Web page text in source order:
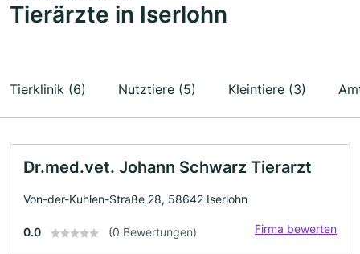
Tierärzte in Iserlohn
Tierklinik (6) Nutztiere (5) Kleintiere (3)
Dr.med.vet. Johann Schwarz Tierarzt
Von-der-Kuhlen-Straße 28, 58642 Iserlohn
0.0 (0 Bewertungen) Firma bewerten